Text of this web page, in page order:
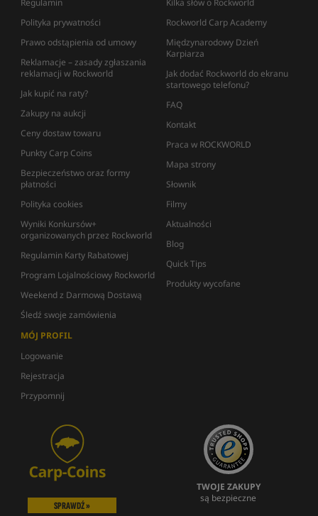
Regulamin
Polityka prywatności
Prawo odstąpienia od umowy
Reklamacje – zasady zgłaszania
reklamacji w Rockworld
Jak kupić na raty?
Zakupy na aukcji
Ceny dostaw towaru
Punkty Carp Coins
Bezpieczeństwo oraz formy
płatności
Polityka cookies
Wyniki Konkursów+
organizowanych przez Rockworld
Regulamin Karty Rabatowej
Program Lojalnościowy Rockworld
Weekend z Darmową Dostawą
Śledź swoje zamówienia
Kilka słów o Rockworld
Rockworld Carp Academy
Międzynarodowy Dzień
Karpiarza
Jak dodać Rockworld do ekranu
startowego telefonu?
FAQ
Kontakt
Praca w ROCKWORLD
Mapa strony
Słownik
Filmy
Aktualności
Blog
Quick Tips
Produkty wycofane
MÓJ PROFIL
Logowanie
Rejestracja
Przypomnij
SPRAWDŹ »
TWOJE ZAKUPY
są bezpieczne